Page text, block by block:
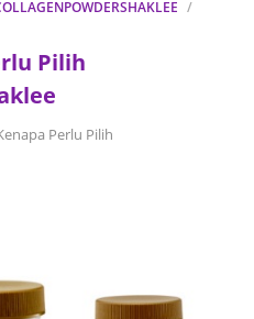
Pilih
Perlu Pilih